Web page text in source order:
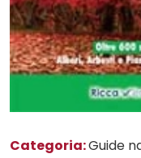
Categoria:Guide